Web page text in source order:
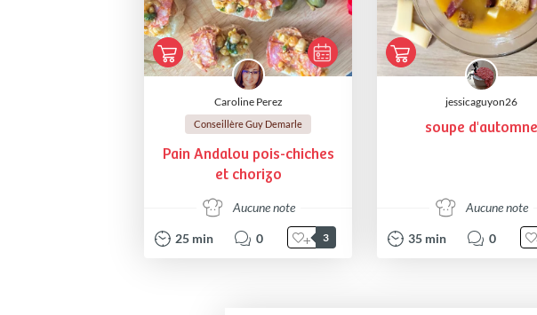
Caroline Perez
Conseillère Guy Demarle
Pain Andalou pois-chiches
et chorizo
Aucune note
25 min 0 3
jessicaguyon26
soupe d'automne
Aucune note
35 min 0